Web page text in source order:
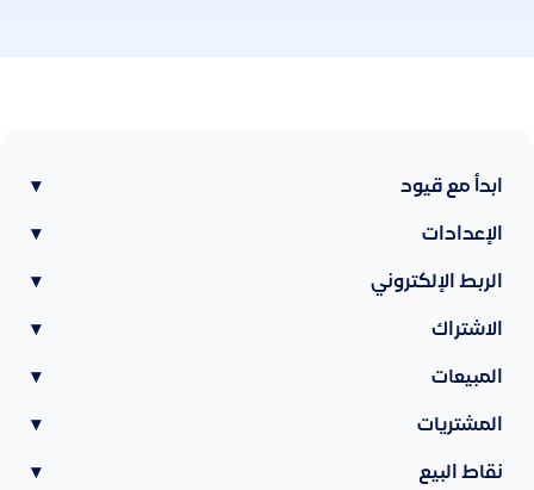
ابدأ مع قيود ▾
الإعدادات ▾
الربط الإلكتروني ▾
الاشتراك ▾
المبيعات ▾
المشتريات ▾
نقاط البيع ▾